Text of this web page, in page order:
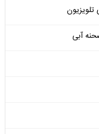
آبی